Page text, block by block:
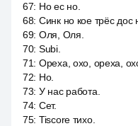
67: Но ес но.
68: Синк но кое трёс дос
69: Оля, Оля.
70: Subi.
71: Ореха, охо, ореха,
72: Но.
73: У нас работа.
74: Сет.
75: Tiscore тихо.